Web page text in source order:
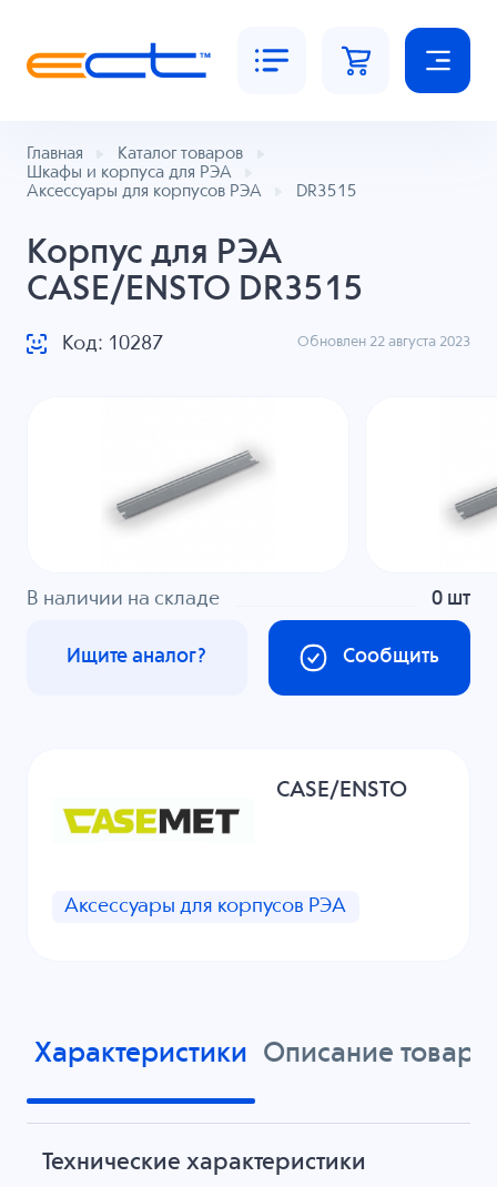
Главная
Каталог товаров
Шкафы и корпуса для РЭА
Аксессуары для корпусов РЭА
DR3515
Корпус для РЭА
CASE/ENSTO DR3515
Код: 10287 Обновлен 22 августа 2023
В наличии на складе 0 шт
Сообщить
Ищите аналог?
CASE/ENSTO
Аксессуары для корпусов РЭА
Характеристики Описание товара
Технические характеристики